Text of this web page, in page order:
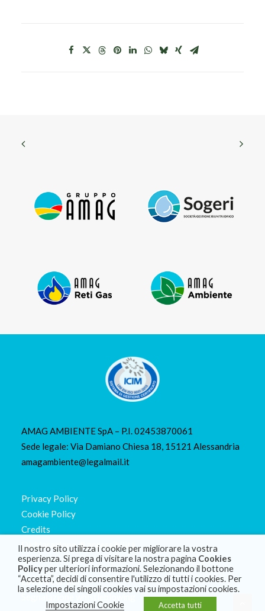
AMAG AMBIENTE SpA – P.I. 02453870061
Sede legale: Via Damiano Chiesa 18, 15121 Alessandria
amagambiente@legalmail.it
Privacy Policy
Cookie Policy
Credits
Dichiarazione di accessibilità
Lavora con noi
Segnalazione whistleblowing
Il nostro sito utilizza i cookie per migliorare la vostra
esperienza. Si prega di visitare la nostra pagina Cookies
Policyper ulteriori informazioni. Selezionando il bottone
“Accetta”, decidi di consentire l'utilizzo di tutti i cookies. Per
la selezione dei singoli cookies vai su impostazioni cookies.
Impostazioni Cookie
Accetta tutti